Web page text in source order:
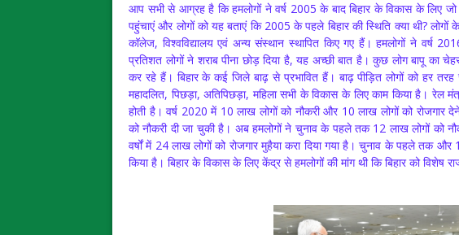
आप सभी से आग्रह है कि हमलोगों ने वर्ष 2005 के बाद बिहार के विकास के लिए
पहुंचाएं और लोगों को यह बताएं कि 2005 के पहले बिहार की स्थिति क्या थी?
कॉलेज, विश्वविद्यालय एवं अन्य संस्थान स्थापित किए गए हैं। हमलोगों ने वर्ष
प्रतिशत लोगों ने शराब पीना छोड़ दिया है, यह अच्छी बात है। कुछ लोग बापू का
कर रहे हैं। बिहार के कई जिले बाढ़ से प्रभावित हैं। बाढ़ पीड़ित लोगों को हर
महादलित, पिछड़ा, अतिपिछड़ा, महिला सभी के विकास के लिए काम किया है।
होती है। वर्ष 2020 में 10 लाख लोगों को नौकरी और 10 लाख लोगों को रोजगार
को नौकरी दी जा चुकी है। अब हमलोगों ने चुनाव के पहले तक 12 लाख लोगों को
वर्षों में 24 लाख लोगों को रोजगार मुहैया करा दिया गया है। चुनाव के पहले तक और
किया है। बिहार के विकास के लिए केंद्र से हमलोगों की मांग थी कि बिहार को विशेष